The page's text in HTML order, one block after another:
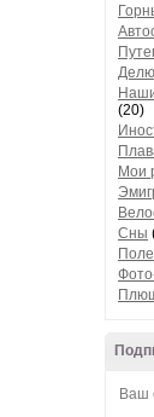
(20)
Мои
Сны